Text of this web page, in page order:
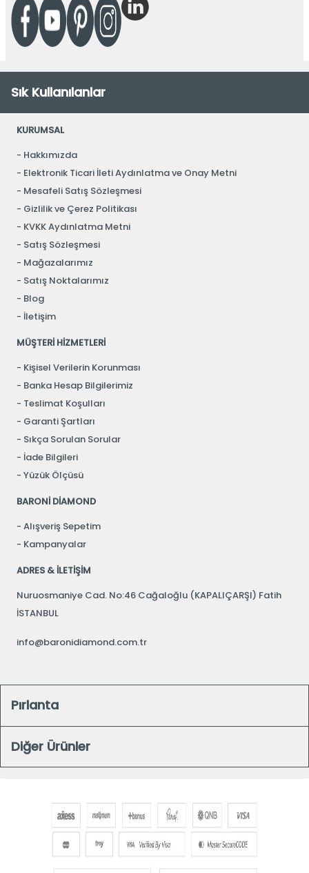
Sık Kullanılanlar
KURUMSAL
Hakkımızda
Elektronik Ticari İleti Aydınlatma ve Onay Metni
Mesafeli Satış Sözleşmesi
Gizlilik ve Çerez Politikası
KVKK Aydınlatma Metni
Satış Sözleşmesi
Mağazalarımız
Satış Noktalarımız
Blog
İletişim
MÜŞTERİ HİZMETLERİ
Kişisel Verilerin Korunması
Banka Hesap Bilgilerimiz
Teslimat Koşulları
Garanti Şartları
Sıkça Sorulan Sorular
İade Bilgileri
Yüzük Ölçüsü
BARONİ DİAMOND
Alışveriş Sepetim
Kampanyalar
ADRES & İLETİŞİM
Nuruosmaniye Cad. No:46 Cağaloğlu (KAPALIÇARŞI) Fatih
İSTANBUL
info@baronidiamond.com.tr
Pırlanta
Diğer Ürünler